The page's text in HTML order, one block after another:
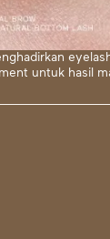
untuk hasil